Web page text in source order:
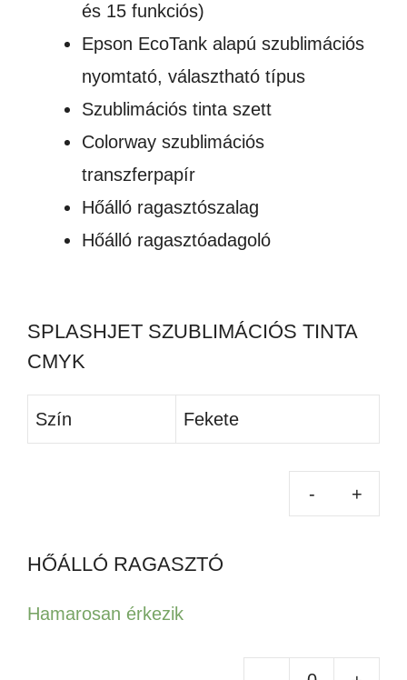
és 15 funkciós)
Epson EcoTank alapú szublimációs
nyomtató, választható típus
Szublimációs tinta szett
Colorway szublimációs
transzferpapír
Hőálló ragasztószalag
Hőálló ragasztóadagoló
SPLASHJET SZUBLIMÁCIÓS TINTA
CMYK
Szín Fekete
HŐÁLLÓ RAGASZTÓ
Hamarosan érkezik